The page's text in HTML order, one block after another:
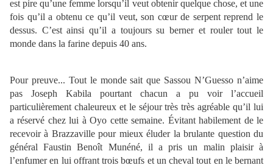
est pire qu’une femme lorsqu’il veut obtenir quelque chose, et une
fois qu’il a obtenu ce qu’il veut, son cœur de serpent reprend le
dessus. C’est ainsi qu’il a toujours su berner et rouler tout le
monde dans la farine depuis 40 ans.
Pour preuve... Tout le monde sait que Sassou N’Guesso n’aime
pas Joseph Kabila pourtant chacun a pu voir l’accueil
particulièrement chaleureux et le séjour très très agréable qu’il lui
a réservé chez lui à Oyo cette semaine. Évitant habilement de le
recevoir à Brazzaville pour mieux éluder la brulante question du
général Faustin Benoît Munéné, il a pris un malin plaisir à
l’enfumer en lui offrant trois bœufs et un cheval tout en le bernant